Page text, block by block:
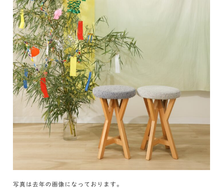
写真は去年の画像になっております。